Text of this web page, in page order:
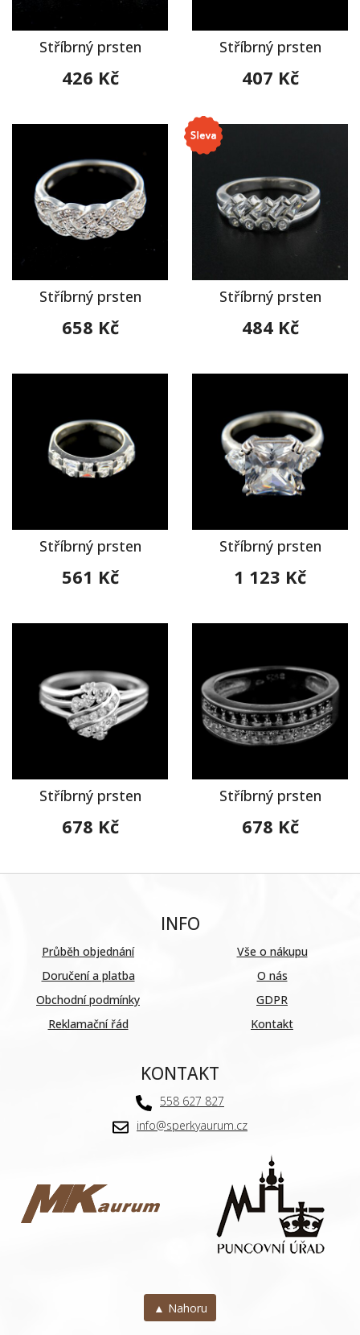
Stříbrný prsten
426 Kč
Stříbrný prsten
407 Kč
Stříbrný prsten
658 Kč
Stříbrný prsten
484 Kč
Stříbrný prsten
561 Kč
Stříbrný prsten
1 123 Kč
Stříbrný prsten
678 Kč
Stříbrný prsten
678 Kč
INFO
Průběh objednání
Doručení a platba
Obchodní podmínky
Reklamační řád
Vše o nákupu
O nás
GDPR
Kontakt
KONTAKT
558 627 827
info@sperkyaurum.cz
▲ Nahoru